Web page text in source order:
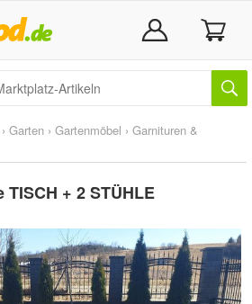
› Garten › Gartenmöbel › Garnituren &
+ 2 STÜHLE